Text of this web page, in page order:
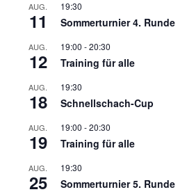
AUG.
11
19:30
Sommerturnier 4. Runde
AUG.
12
19:00 -20:30
Training für alle
AUG.
18
19:30
Schnellschach-Cup
AUG.
19
19:00 -20:30
Training für alle
AUG.
25
19:30
Sommerturnier 5. Runde